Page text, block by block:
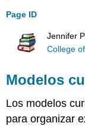
Page ID
Jennifer
College
Modelos
Los modelos
para organizar